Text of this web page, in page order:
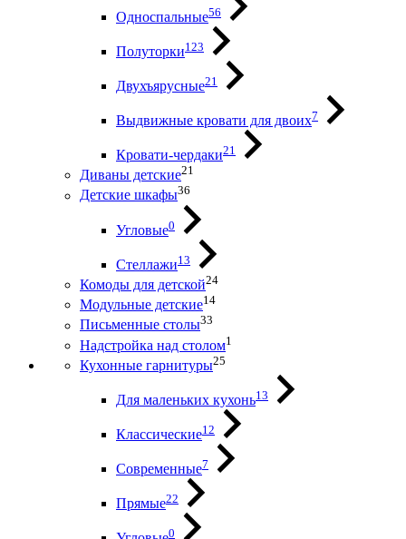
Односпальные56
Полуторки123
Двухъярусные21
Выдвижные кровати для двоих7
Кровати-чердаки21
Диваны детские21
Детские шкафы36
Угловые0
Стеллажи13
Комоды для детской24
Модульные детские14
Письменные столы33
Надстройка над столом1
Кухонные гарнитуры25
Для маленьких кухонь13
Классические12
Современные7
Прямые22
0